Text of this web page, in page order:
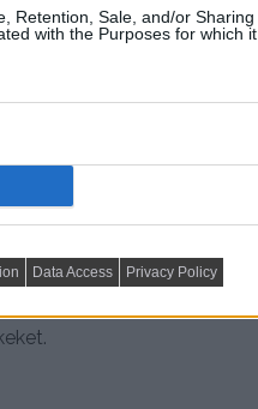
Retention, Sale, and/or Sharing
with the Purposes for which it
Data Access Privacy Policy